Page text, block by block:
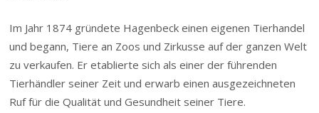
Im Jahr 1874 gründete Hagenbeck einen eigenen Tierhandel
und begann, Tiere an Zoos und Zirkusse auf der ganzen Welt
zu verkaufen. Er etablierte sich als einer der führenden
Tierhändler seiner Zeit und erwarb einen ausgezeichneten
Ruf für die Qualität und Gesundheit seiner Tiere.